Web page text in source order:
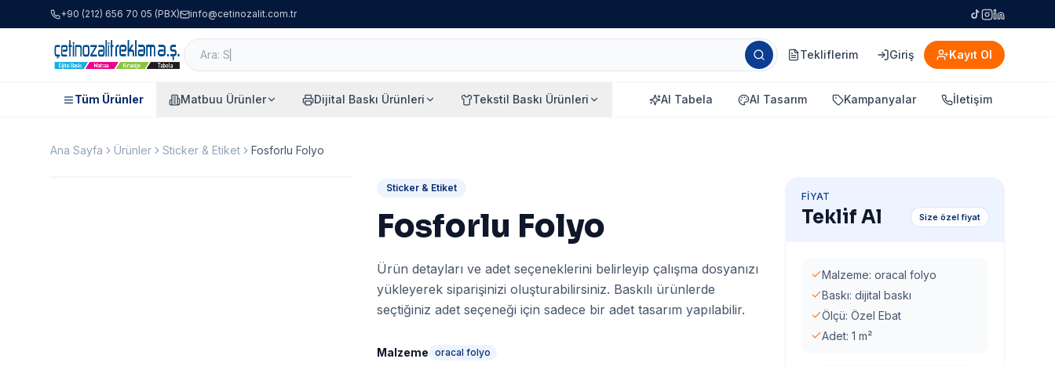
+90 (212) 656 70 05 (PBX) info@cetinozalit.com.tr
Tekliflerim Giriş Kayıt Ol
Tüm Ürünler Matbuu Ürünler Dijital Baskı Ürünleri Tekstil Baskı Ürünleri AI Tabela AI Tasarım Kampanyalar İletişim
Ana Sayfa Ürünler Sticker & Etiket Fosforlu Folyo
Sticker & Etiket
Fosforlu Folyo
Ürün detayları ve adet seçeneklerini belirleyip çalışma dosyanızı
yükleyerek siparişinizi oluşturabilirsiniz. Baskılı ürünlerde
seçtiğiniz adet seçeneği için sadece bir adet tasarım yapılabilir.
Malzeme oracal folyo
FIYAT
Teklif Al Size özel fiyat
Malzeme: oracal folyo
Baskı: dijital baskı
Ölçü: Özel Ebat
Adet: 1 m²